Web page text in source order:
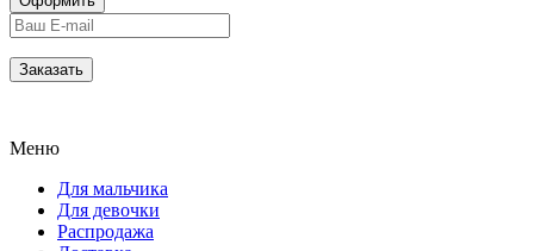
Меню
Для мальчика
Для девочки
Распродажа